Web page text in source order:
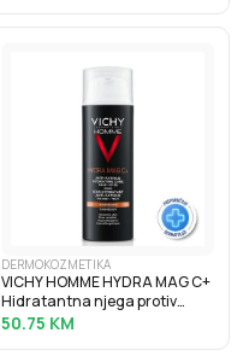
DERMOKOZMETIKA
VICHY HOMME HYDRA MAG C+
Hidratantna njega protiv
znakova umora za lice i
50.75 KM